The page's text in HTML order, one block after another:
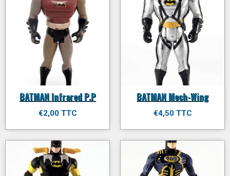
BATMAN Infrared P.P
€2,00 TTC
BATMAN Mech-Wing
€4,50 TTC